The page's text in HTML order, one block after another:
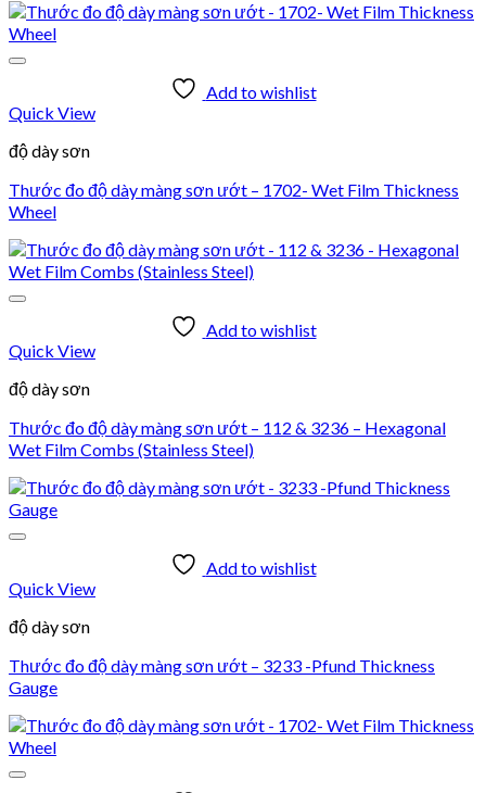
Add to wishlist
Quick View
độ dày sơn
Thước đo độ dày màng sơn ướt – 1702- Wet Film Thickness
Wheel
Add to wishlist
Quick View
độ dày sơn
Thước đo độ dày màng sơn ướt – 112 & 3236 – Hexagonal
Wet Film Combs (Stainless Steel)
Add to wishlist
Quick View
độ dày sơn
Thước đo độ dày màng sơn ướt – 3233 -Pfund Thickness
Gauge